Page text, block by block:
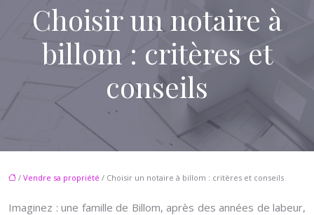
Choisir un notaire à
billom : critères et
conseils
/ Vendre sa propriété / Choisir un notaire à billom : critères et conseils
Imaginez : une famille de Billom, après des années de labeur,